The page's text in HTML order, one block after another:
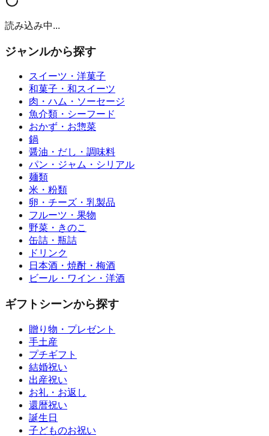
読み込み中...
ジャンルから探す
スイーツ・洋菓子
和菓子・和スイーツ
肉・ハム・ソーセージ
魚介類・シーフード
おかず・お惣菜
鍋
醤油・だし・調味料
パン・ジャム・シリアル
麺類
米・粉類
卵・チーズ・乳製品
フルーツ・果物
野菜・きのこ
缶詰・瓶詰
ドリンク
日本酒・焼酎・梅酒
ビール・ワイン・洋酒
ギフトシーンから探す
贈り物・プレゼント
手土産
プチギフト
結婚祝い
出産祝い
お礼・お返し
還暦祝い
誕生日
子どものお祝い